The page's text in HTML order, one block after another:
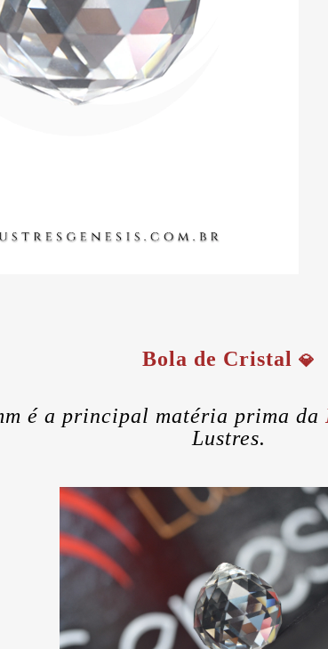
Bola de Cristal 💎
é a principal matéria prima da
Lustres.